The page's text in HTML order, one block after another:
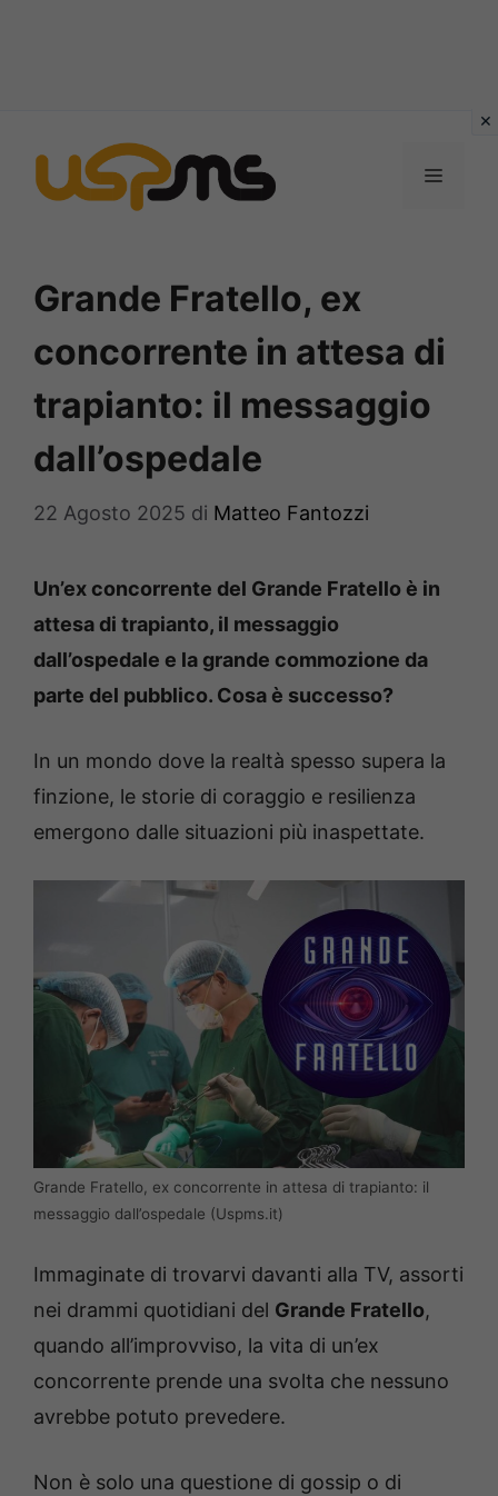
contenuto
MENU
Grande Fratello, ex
concorrente in attesa di
trapianto: il messaggio
dall’ospedale
22 Agosto 2025 di Matteo Fantozzi
Un’ex concorrente del Grande Fratello è in
attesa di trapianto, il messaggio
dall’ospedale e la grande commozione da
parte del pubblico. Cosa è successo?
In un mondo dove la realtà spesso supera la
finzione, le storie di coraggio e resilienza
emergono dalle situazioni più inaspettate.
Grande Fratello, ex concorrente in attesa di trapianto: il
messaggio dall’ospedale (Uspms.it)
Immaginate di trovarvi davanti alla TV, assorti
nei drammi quotidiani del Grande Fratello,
quando all’improvviso, la vita di un’ex
concorrente prende una svolta che nessuno
avrebbe potuto prevedere.
Non è solo una questione di gossip o di